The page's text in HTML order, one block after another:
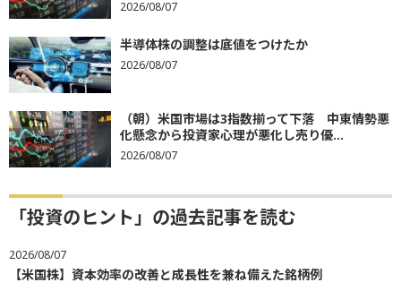
2026/08/07
半導体株の調整は底値をつけたか
2026/08/07
（朝）米国市場は3指数揃って下落 中東情勢悪
化懸念から投資家心理が悪化し売り優...
2026/08/07
「投資のヒント」の過去記事を読む
2026/08/07
【米国株】資本効率の改善と成長性を兼ね備えた銘柄例